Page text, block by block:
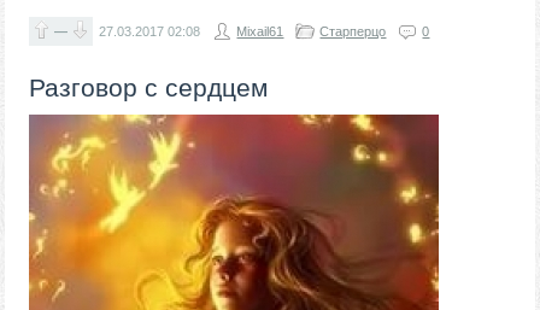
— 27.03.201702:08 Mixail61 Старперцо 0
Разговор с сердцем